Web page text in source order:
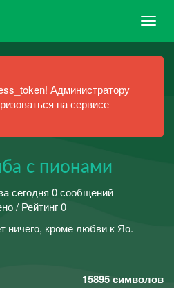
Администратору
на сервисе
с пионами
сегодня 0 сообщений
/ Рейтинг 0
ничего, кроме любви к Яо.
15895символов